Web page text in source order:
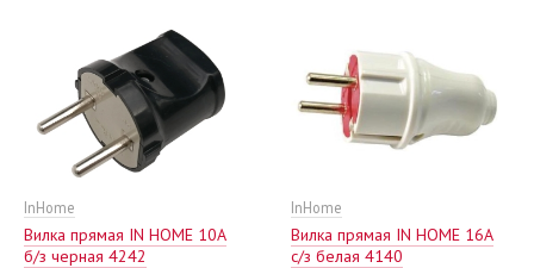
InHome
Вилка прямая IN HOME 10A
б/з черная 4242
InHome
Вилка прямая IN HOME 16А
с/з белая 4140